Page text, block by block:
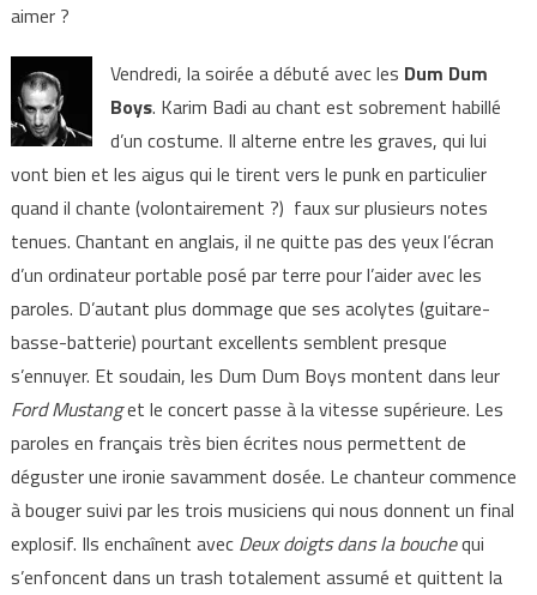
aimer ?
Vendredi, la soirée a débuté avec les Dum Dum
Boys. Karim Badi au chant est sobrement habillé
d’un costume. Il alterne entre les graves, qui lui
vont bien et les aigus qui le tirent vers le punk en particulier
quand il chante (volontairement ?) faux sur plusieurs notes
tenues. Chantant en anglais, il ne quitte pas des yeux l’écran
d’un ordinateur portable posé par terre pour l’aider avec les
paroles. D’autant plus dommage que ses acolytes (guitare-
basse-batterie) pourtant excellents semblent presque
s’ennuyer. Et soudain, les Dum Dum Boys montent dans leur
Ford Mustanget le concert passe à la vitesse supérieure. Les
paroles en français très bien écrites nous permettent de
déguster une ironie savamment dosée. Le chanteur commence
à bouger suivi par les trois musiciens qui nous donnent un final
explosif. Ils enchaînent avec Deux doigts dans la bouchequi
s’enfoncent dans un trash totalement assumé et quittent la